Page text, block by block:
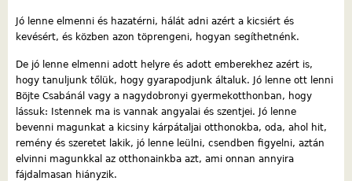
Jó lenne elmenni és hazatérni, hálát adni azért a kicsiért és
kevésért, és közben azon töprengeni, hogyan segíthetnénk.
De jó lenne elmenni adott helyre és adott emberekhez azért is,
hogy tanuljunk tőlük, hogy gyarapodjunk általuk. Jó lenne ott lenni
Böjte Csabánál vagy a nagydobronyi gyermekotthonban, hogy
lássuk: Istennek ma is vannak angyalai és szentjei. Jó lenne
bevenni magunkat a kicsiny kárpátaljai otthonokba, oda, ahol hit,
remény és szeretet lakik, jó lenne leülni, csendben figyelni, aztán
elvinni magunkkal az otthonainkba azt, ami onnan annyira
fájdalmasan hiányzik.